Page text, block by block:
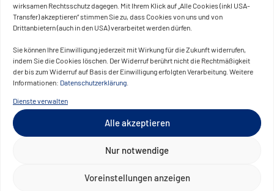
wirksamen Rechtsschutz dagegen. Mit Ihrem Klick auf „Alle Cookies (inkl USA-
Transfer) akzeptieren“ stimmen Sie zu, dass Cookies von uns und von
Drittanbietern (auch in den USA) verarbeitet werden dürfen.
Sie können Ihre Einwilligung jederzeit mit Wirkung für die Zukunft widerrufen,
indem Sie die Cookies löschen. Der Widerruf berührt nicht die Rechtmäßigkeit
der bis zum Widerruf auf Basis der Einwilligung erfolgten Verarbeitung. Weitere
Informationen: Datenschutzerklärung
Dienste verwalten
Alle akzeptieren
Nur notwendige
Voreinstellungen anzeigen
schrittweise Einführung. Neue Features können
getestet und optimiert werden, ohne das
Wie CONVOTIS Sie unterstützt
Als erfahrener IT-Partner unterstützt CONVOTIS
Unternehmen bei der erfolgreichen Umsetzung
von Headless Commerce und der Entwicklung
flexibler, leistungsstarker E-Commerce-
maßgeschneiderte Omnichannel-Erlebnisse und